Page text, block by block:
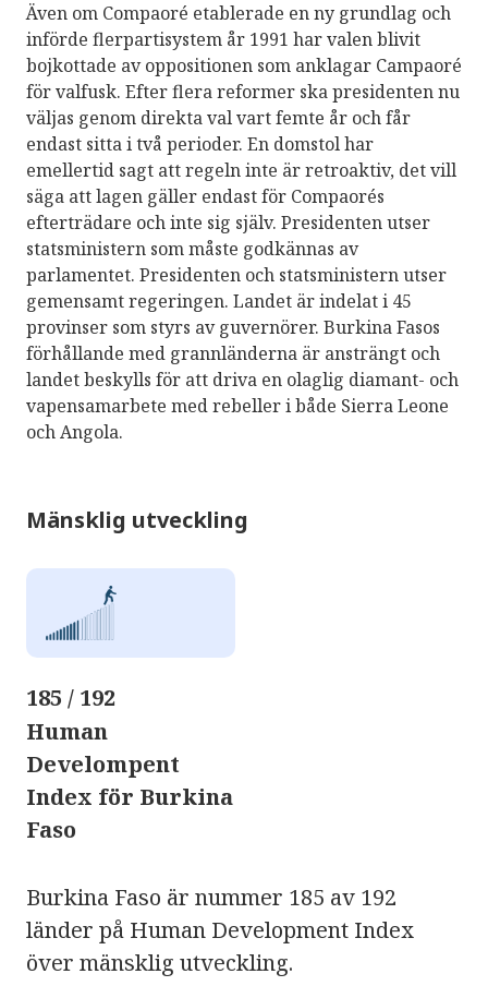
Även om Compaoré etablerade en ny grundlag och
införde flerpartisystem år 1991 har valen blivit
bojkottade av oppositionen som anklagar Campaoré
för valfusk. Efter flera reformer ska presidenten nu
väljas genom direkta val vart femte år och får
endast sitta i två perioder. En domstol har
emellertid sagt att regeln inte är retroaktiv, det vill
säga att lagen gäller endast för Compaorés
efterträdare och inte sig själv. Presidenten utser
statsministern som måste godkännas av
parlamentet. Presidenten och statsministern utser
gemensamt regeringen. Landet är indelat i 45
provinser som styrs av guvernörer. Burkina Fasos
förhållande med grannländerna är ansträngt och
landet beskylls för att driva en olaglig diamant- och
vapensamarbete med rebeller i både Sierra Leone
och Angola.
Mänsklig utveckling
185 / 192
Human
Develompent
Index för Burkina
Faso
Burkina Faso är nummer 185 av 192
länder på Human Development Index
över mänsklig utveckling.